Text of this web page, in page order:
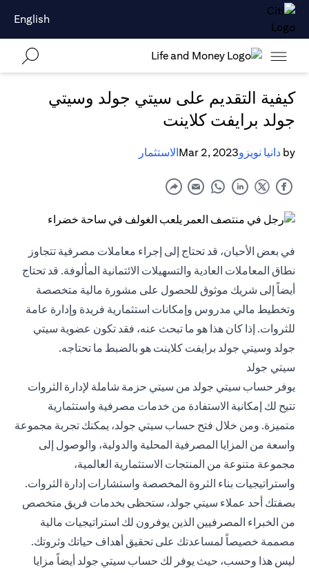
English
كيفية التقديم على سيتي جولد وسيتي
جولد برايفت كلاينت
by دانيا نويزوMar 2, 2023الاستثمار
في بعض الأحيان، قد تحتاج إلى إجراء معاملات مصرفية تتجاوز
نطاق المعاملات العادية والتسهيلات الائتمانية المألوفة. قد تحتاج
أيضاً إلى شريك موثوق للحصول على مشورة مالية متخصصة
وتخطيط مالي مدروس وإمكانات استثمارية فريدة وإدارة عامة
للثروات. إذا كان هذا هو ما تبحث عنه، فقد تكون عضوية سيتي
جولد وسيتي جولد برايفت كلاينت هو بالضبط ما تحتاجه.
سيتي جولد
يوفر حساب سيتي جولد من سيتي حزمة شاملة لإدارة الثروات
تتيح لك إمكانية الاستفادة من خدمات مصرفية واستثمارية
متميزة. ومن خلال فتح حساب سيتي جولد، يمكنك تجربة مجموعة
واسعة من المزايا المصرفية المحلية والدولية، والوصول إلى
مجموعة متنوعة من المنتجات الاستثمارية العالمية،
واستراتيجيات بناء الثروة المخصصة واستشارات إدارة الثروات.
بصفتك أحد عملاء سيتي جولد، ستحظى بخدمات فريق متخصص
من الخبراء المصرفيين الذين يوفرون لك استراتيجيات مالية
مصممة خصيصاً لمساعدتك على تحقيق أهداف حياتك وثروتك.
ليس هذا وحسب، حيث يوفر لك حساب سيتي جولد أيضاً مزايا